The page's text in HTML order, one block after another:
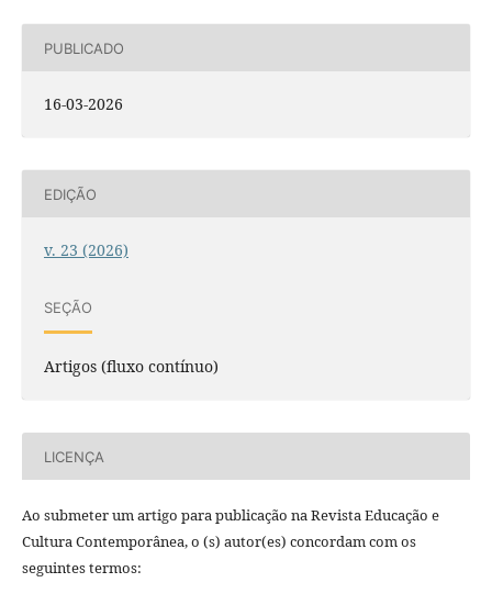
PUBLICADO
16-03-2026
EDIÇÃO
v. 23 (2026)
SEÇÃO
Artigos (fluxo contínuo)
LICENÇA
Ao submeter um artigo para publicação na Revista Educação e
Cultura Contemporânea, o (s) autor(es) concordam com os
seguintes termos: